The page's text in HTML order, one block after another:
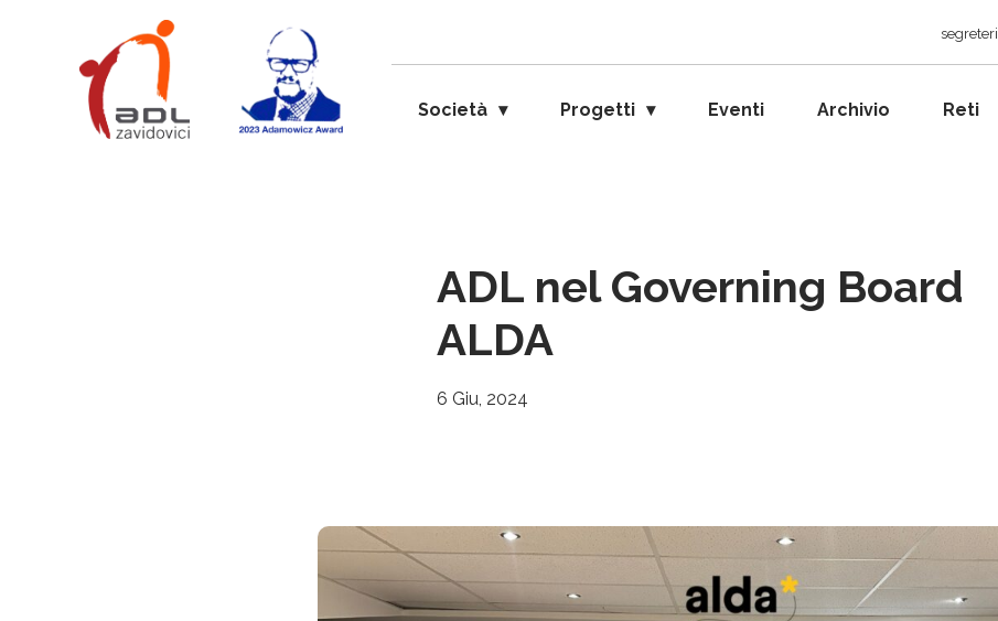
Società Progetti Eventi Archivio Reti
ADL nel Governing Board
ALDA
6 Giu, 2024